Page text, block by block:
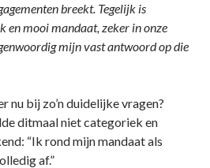
breekt. Tegelijk is
en mooi mandaat, zeker in onze
mijn vast antwoord op die
nu bij zo’n duidelijke vragen?
ditmaal niet categoriek en
“Ik rond mijn mandaat als
af.”